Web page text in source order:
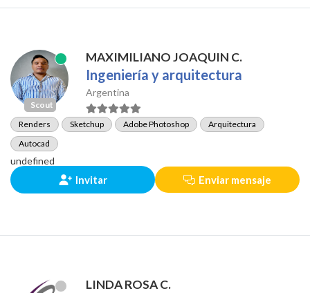
Scout
MAXIMILIANO JOAQUIN C.
Ingeniería y arquitectura
Argentina
Renders Sketchup Adobe Photoshop
Arquitectura
Autocad
undefined
Invitar Enviar mensaje
LINDA ROSA C.